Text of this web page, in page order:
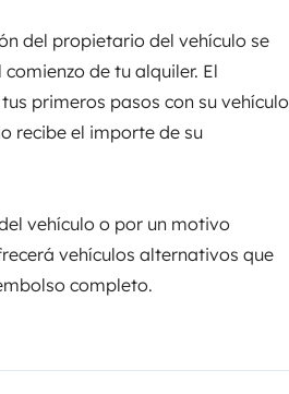
del propietario del vehículo se
de tu alquiler. El
primeros pasos con su vehículo
recibe el importe de su
vehículo o por un motivo
vehículos alternativos que
completo.